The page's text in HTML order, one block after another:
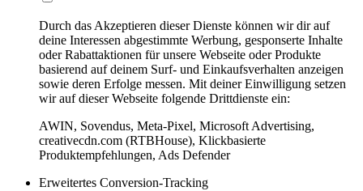
Durch das Akzeptieren dieser Dienste können wir dir auf
deine Interessen abgestimmte Werbung, gesponserte Inhalte
oder Rabattaktionen für unsere Webseite oder Produkte
basierend auf deinem Surf- und Einkaufsverhalten anzeigen
sowie deren Erfolge messen. Mit deiner Einwilligung setzen
wir auf dieser Webseite folgende Drittdienste ein:
AWIN, Sovendus, Meta-Pixel, Microsoft Advertising,
creativecdn.com (RTBHouse), Klickbasierte
Produktempfehlungen, Ads Defender
Erweitertes Conversion-Tracking